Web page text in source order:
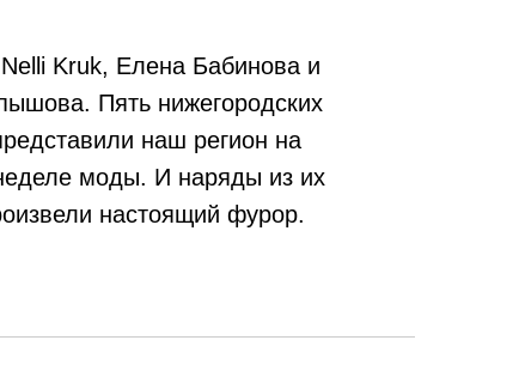
Kruk, Елена Бабинова и
Пять нижегородских
наш регион на
моды. И наряды из их
настоящий фурор.